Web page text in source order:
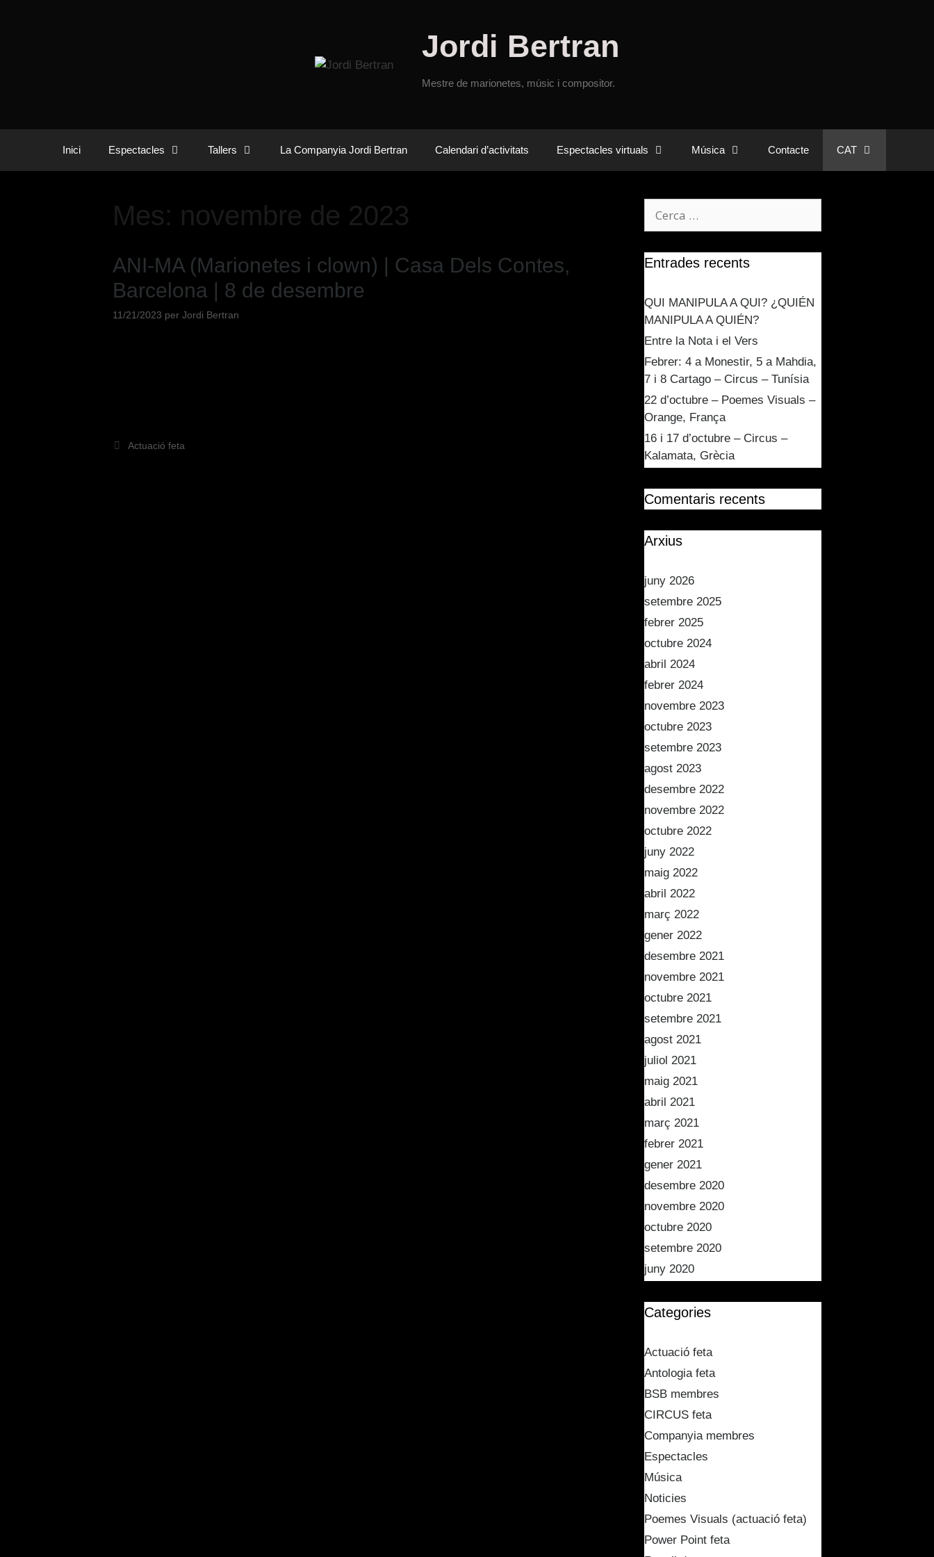
Jordi Bertran
Mestre de marionetes, músic i compositor.
Inici Espectacles Tallers La Companyia Jordi Bertran Calendari d’activitats Espectacles virtuals Música Contacte CAT
Mes: novembre de 2023
ANI-MA (Marionetes i clown) | Casa Dels Contes,
Barcelona | 8 de desembre
11/21/2023 per Jordi Bertran
Actuació feta
Entrades recents
QUI MANIPULA A QUI? ¿QUIÉN
MANIPULA A QUIÉN?
Entre la Nota i el Vers
Febrer: 4 a Monestir, 5 a Mahdia,
7 i 8 Cartago – Circus – Tunísia
22 d’octubre – Poemes Visuals –
Orange, França
16 i 17 d’octubre – Circus –
Kalamata, Grècia
Comentaris recents
Arxius
juny 2026
setembre 2025
febrer 2025
octubre 2024
abril 2024
febrer 2024
novembre 2023
octubre 2023
setembre 2023
agost 2023
desembre 2022
novembre 2022
octubre 2022
juny 2022
maig 2022
abril 2022
març 2022
gener 2022
desembre 2021
novembre 2021
octubre 2021
setembre 2021
agost 2021
juliol 2021
maig 2021
abril 2021
març 2021
febrer 2021
gener 2021
desembre 2020
novembre 2020
octubre 2020
setembre 2020
juny 2020
Categories
Actuació feta
Antologia feta
BSB membres
CIRCUS feta
Companyia membres
Espectacles
Música
Noticies
Poemes Visuals (actuació feta)
Power Point feta